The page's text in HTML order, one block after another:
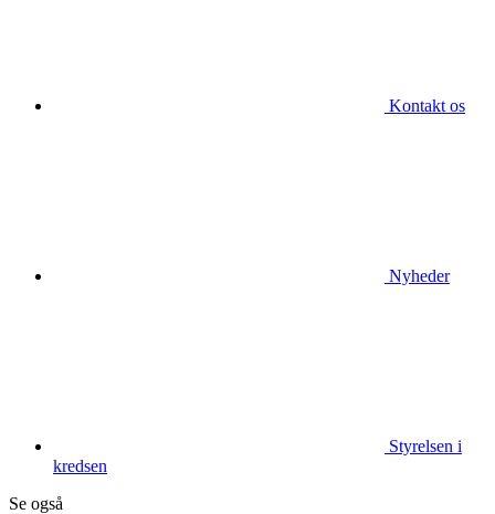
Kontakt os
Nyheder
Styrelsen i
kredsen
Se også